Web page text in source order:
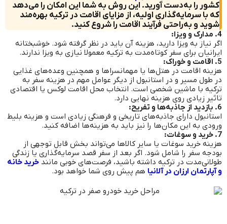
کشور را به‌دست آورید. این روش به شما این امکان را می‌دهد
که با سرمایه‌گذاری اولیه، از مزایای اقامت در ترکیه بهره‌مند
شوید و به‌راحتی فرآیند اقامت را شروع کنید.
4. مدارک و ویزا:
اگر نیاز به ویزا دارید، هزینه آن باید در نظر گرفته شود. خوشبختانه
ایرانیان برای سفر کوتاه‌مدت به ترکیه معمولا نیازی به ویزا ندارند.
5. اقامت و خوراک:
هزینه اقامت در هتل‌ها یا مهمانسراها و همچنین وعده‌های غذایی
در طول مسیر و در استانبول از دیگر عوامل مهم در هزینه سفر به
ترکیه با ماشین شخصی است. انتخاب محل اقامت لوکس یا اقتصادی
تاثیر زیادی روی هزینه نهایی دارد.
6. بازدید از جاذبه‌ها و تفریح:
استانبول دارای جاذبه‌های تاریخی و فرهنگی زیادی است و هزینه بلیط
ورودی به این مکان‌ها را نیز باید به هزینه‌ها اضافه کنید.
7. خرید و سوغات:
هزینه خرید سوغات یا سایر کالاها می‌تواند بخش قابل توجهی از
بودجه سفر را شامل شود. اگر بعد از سفر قصد سرمایه‌گذاری یا زندگی
طولانی‌مدت در ترکیه داشته باشید، فرصت‌های خوبی مانند خرید خانه
و آپارتمان ارزان در آلانیا هم پیش روی شما خواهد بود.